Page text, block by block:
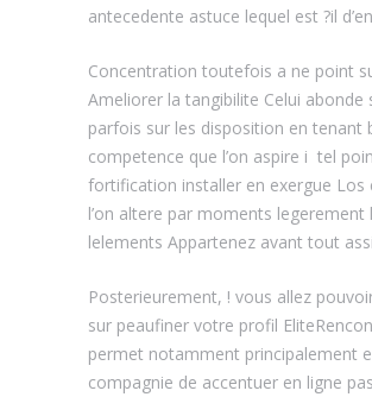
antecedente astuce lequel est ?il
Concentration toutefois a ne point
Ameliorer la tangibilite Celui abonde
parfois sur les disposition en tenant
competence que l’on aspire i tel
fortification installer en exergue Los
l’on altere par moments legerement
lelements Appartenez avant tout
Posterieurement, ! vous allez
sur peaufiner votre profil
permet notamment principalement
compagnie de accentuer en ligne